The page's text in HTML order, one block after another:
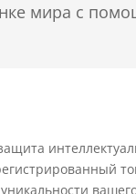
мира с